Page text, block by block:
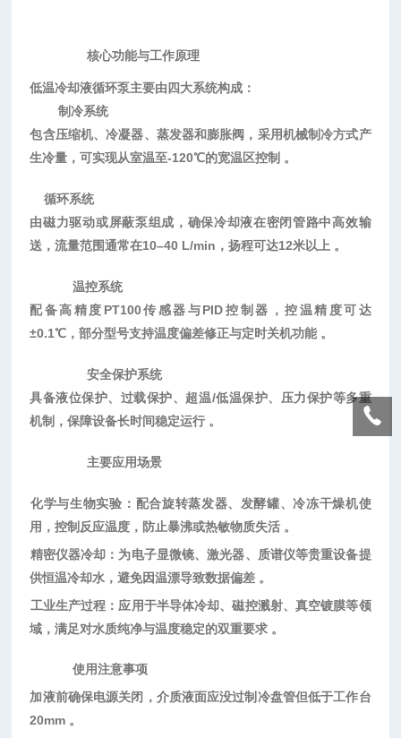
核心功能与工作原理
低温冷却液循环泵主要由四大系统构成：
制冷系统
包含压缩机、冷凝器、蒸发器和膨胀阀，采用机械制冷方式产
生冷量，可实现从室温至-120℃的宽温区控制 。
循环系统
由磁力驱动或屏蔽泵组成，确保冷却液在密闭管路中高效输
送，流量范围通常在10–40 L/min，扬程可达12米以上 。
温控系统
配备高精度 PT100传感器与PID控制器，控温精度可达
±0.1℃，部分型号支持温度偏差修正与定时关机功能 。
安全保护系统
具备液位保护、过载保护、超温/低温保护、压力保护等多重
机制，保障设备长时间稳定运行 。
主要应用场景
化学与生物实验 ‌：配合旋转蒸发器、发酵罐、冷冻干燥机使
用，控制反应温度，防止暴沸或热敏物质失活 。
精密仪器冷却 ‌：为电子显微镜、激光器、质谱仪等贵重设备提
供恒温冷却水，避免因温漂导致数据偏差 。
工业生产过程 ‌：应用于半导体冷却、磁控溅射、真空镀膜等领
域，满足对水质纯净与温度稳定的双重要求 。
使用注意事项
加液前确保电源关闭，介质液面应没过制冷盘管但低于工作台
20mm 。